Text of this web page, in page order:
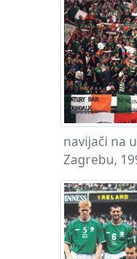
navijači na
Zagrebu,